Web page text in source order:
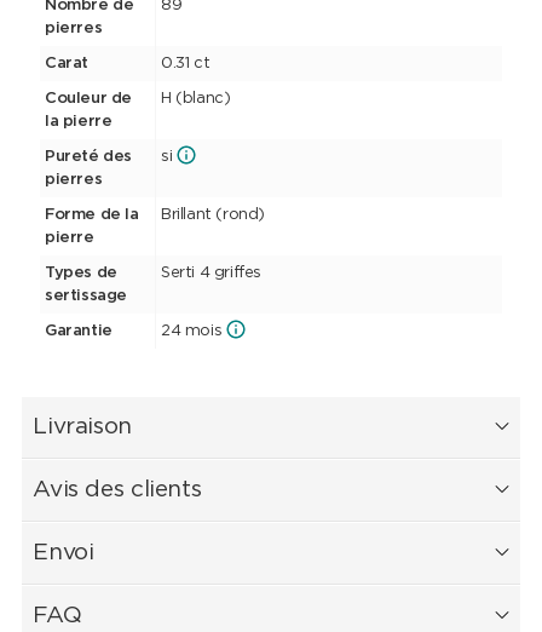
Nombre de
pierres
89
Carat 0.31 ct
Couleur de
la pierre
H (blanc)
Pureté des
pierres
si
Forme de la
pierre
Brillant (rond)
Types de
sertissage
Serti 4 griffes
Garantie 24 mois
Livraison
Avis des clients
Envoi
FAQ